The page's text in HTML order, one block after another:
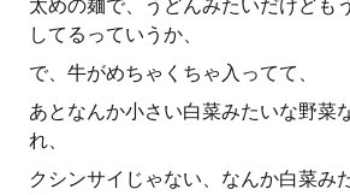
太めの麺で、うどんみたいだけども
してるっていうか、
で、牛がめちゃくちゃ入ってて、
あとなんか小さい白菜みたいな野菜
れ、
クシンサイじゃない、なんか白菜み